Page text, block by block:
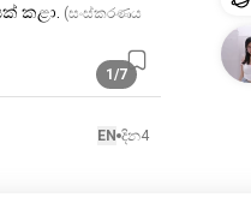
කළා. (සංස්කරණය
1/7
EN දින4